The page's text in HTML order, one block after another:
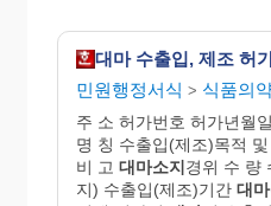
대마 수출입, 제조 허
민원행정서식 > 식품의
주 소 허가번호 허가년월
명 칭 수출입(제조)목적
비 고 대마소지경위 수 량
지) 수출입(제조)기간 대마